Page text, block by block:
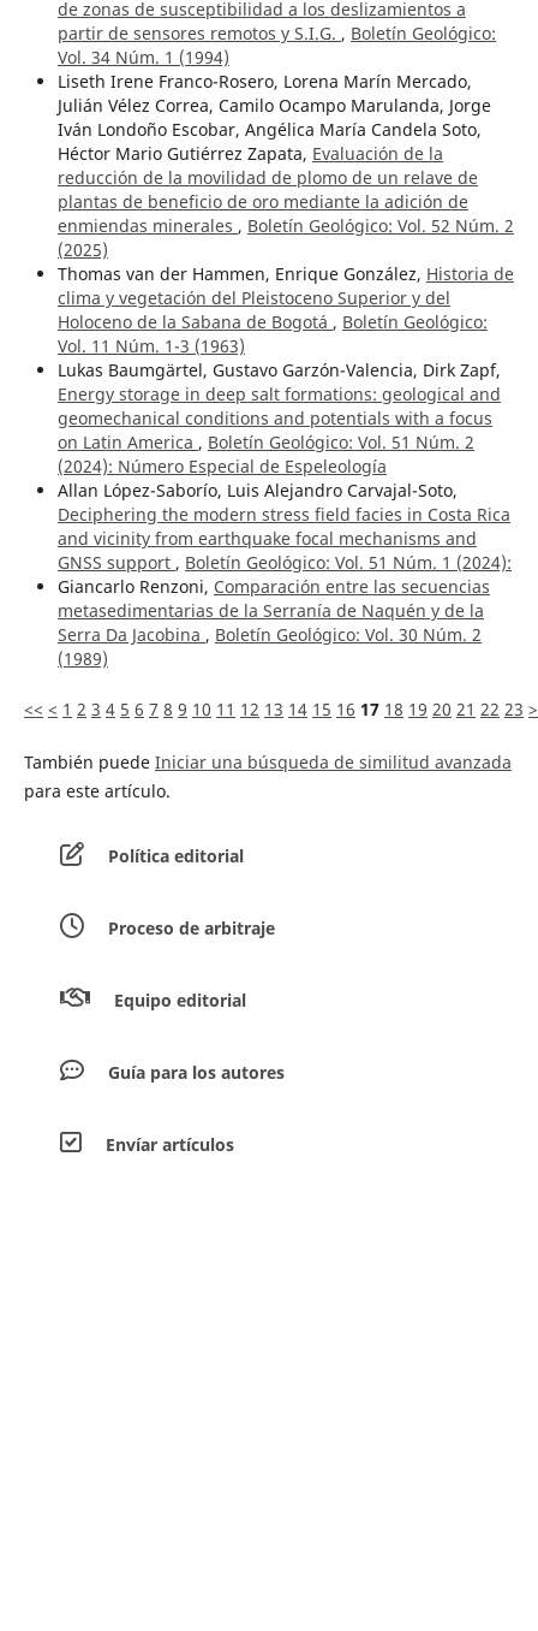
de zonas de susceptibilidad a los deslizamientos a
partir de sensores remotos y S.I.G. , Boletín Geológico:
Vol. 34 Núm. 1 (1994)
Liseth Irene Franco-Rosero, Lorena Marín Mercado,
Julián Vélez Correa, Camilo Ocampo Marulanda, Jorge
Iván Londoño Escobar, Angélica María Candela Soto,
Héctor Mario Gutiérrez Zapata, Evaluación de la
reducción de la movilidad de plomo de un relave de
plantas de beneficio de oro mediante la adición de
enmiendas minerales , Boletín Geológico: Vol. 52 Núm. 2
(2025)
Thomas van der Hammen, Enrique González, Historia de
clima y vegetación del Pleistoceno Superior y del
Holoceno de la Sabana de Bogotá , Boletín Geológico:
Vol. 11 Núm. 1-3 (1963)
Lukas Baumgärtel, Gustavo Garzón-Valencia, Dirk Zapf,
Energy storage in deep salt formations: geological and
geomechanical conditions and potentials with a focus
on Latin America , Boletín Geológico: Vol. 51 Núm. 2
(2024): Número Especial de Espeleología
Allan López-Saborío, Luis Alejandro Carvajal-Soto,
Deciphering the modern stress field facies in Costa Rica
and vicinity from earthquake focal mechanisms and
GNSS support , Boletín Geológico: Vol. 51 Núm. 1 (2024):
Giancarlo Renzoni, Comparación entre las secuencias
metasedimentarias de la Serranía de Naquén y de la
Serra Da Jacobina , Boletín Geológico: Vol. 30 Núm. 2
(1989)
<< < 1 2 3 4 5 6 7 8 9 10 11 12 13 14 15 16 17 18 19 20 21 22 23 >
También puede Iniciar una búsqueda de similitud avanzada
para este artículo.
Política editorial
Proceso de arbitraje
Equipo editorial
Guía para los autores
Envíar artículos